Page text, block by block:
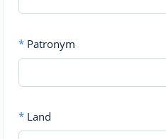
* Patronym
* Land